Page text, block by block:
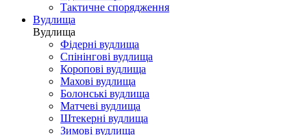
Тактичне спорядження
Вудлища
Вудлища
Фідерні вудлища
Спінінгові вудлища
Коропові вудлища
Махові вудлища
Болонські вудлища
Матчеві вудлища
Штекерні вудлища
Зимові вудлища